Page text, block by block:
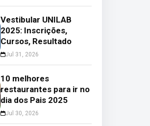
Vestibular UNILAB
2025: Inscrições,
Cursos, Resultado
Jul 31, 2026
10 melhores
restaurantes para ir no
dia dos Pais 2025
Jul 30, 2026